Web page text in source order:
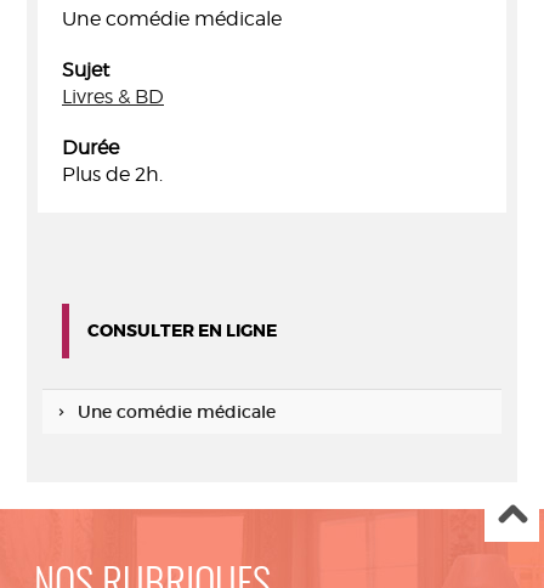
Une comédie médicale
Sujet
Livres & BD
Durée
Plus de 2h.
CONSULTER EN LIGNE
Une comédie médicale